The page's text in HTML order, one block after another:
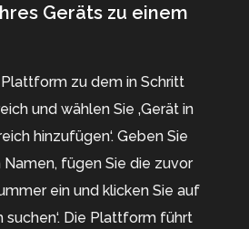
Geräts zu einem
zu dem in Schritt
und wählen Sie ‚Gerät in
hinzufügen‘. Geben Sie
fügen Sie die zuvor
ein und klicken Sie auf
suchen‘. Die Plattform führt